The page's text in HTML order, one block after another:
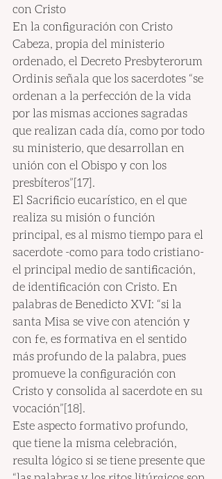
con Cristo
En la configuración con Cristo
Cabeza, propia del ministerio
ordenado, el Decreto Presbyterorum
Ordinis señala que los sacerdotes “se
ordenan a la perfección de la vida
por las mismas acciones sagradas
que realizan cada día, como por todo
su ministerio, que desarrollan en
unión con el Obispo y con los
presbíteros”[17].
El Sacrificio eucarístico, en el que
realiza su misión o función
principal, es al mismo tiempo para el
sacerdote -como para todo cristiano-
el principal medio de santificación,
de identificación con Cristo. En
palabras de Benedicto XVI: “si la
santa Misa se vive con atención y
con fe, es formativa en el sentido
más profundo de la palabra, pues
promueve la configuración con
Cristo y consolida al sacerdote en su
vocación”[18].
Este aspecto formativo profundo,
que tiene la misma celebración,
resulta lógico si se tiene presente que